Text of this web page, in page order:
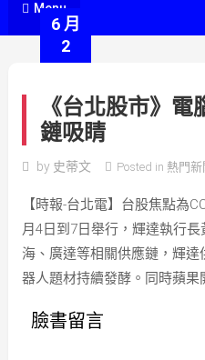
Menu
6 月
2
《台北股市》
鏈吸睛
by 史蒂文 Posted in 熱門新
【時報-台北電】台股焦點為
月4日到7日舉行，輝達執行
海、廣達等相關供應鏈，輝達
器人題材持續發酵。同時蘋果
臉書留言